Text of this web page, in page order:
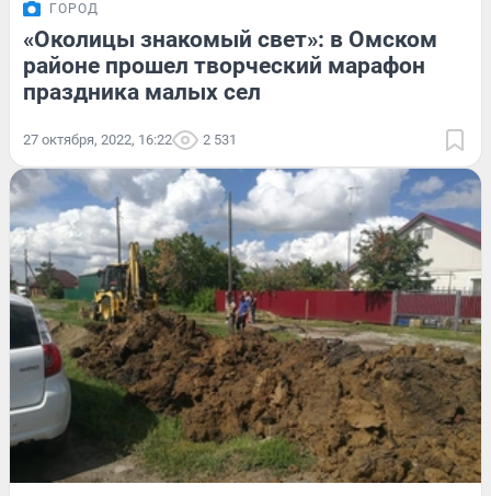
ГОРОД
«Околицы знакомый свет»: в Омском
районе прошел творческий марафон
праздника малых сел
27 октября, 2022, 16:22 2 531